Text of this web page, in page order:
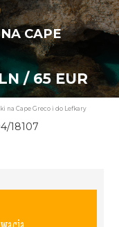
CAPE
/ 65 EUR
na Cape Greco i do Lefkary
18107